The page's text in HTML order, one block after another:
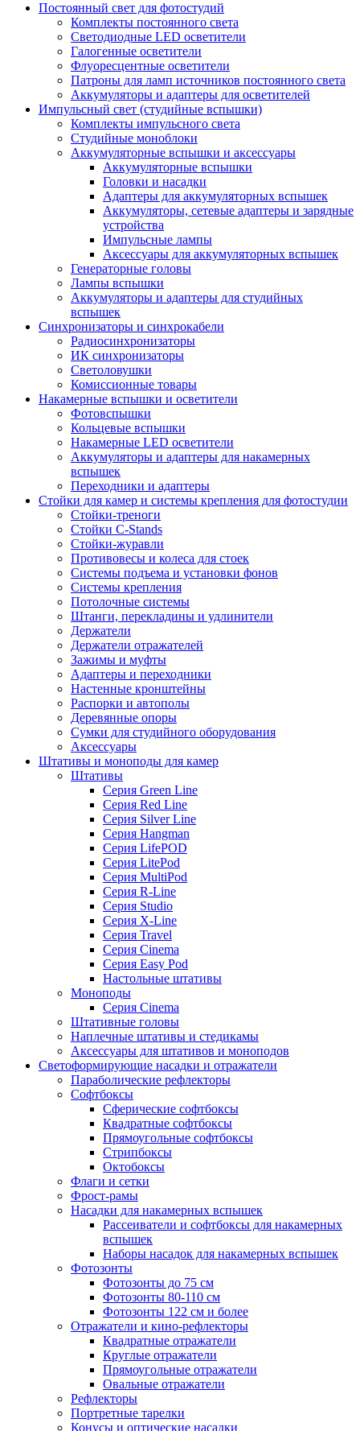
Постоянный свет для фотостудий
Комплекты постоянного света
Светодиодные LED осветители
Галогенные осветители
Флуоресцентные осветители
Патроны для ламп источников постоянного света
Аккумуляторы и адаптеры для осветителей
Импульсный свет (студийные вспышки)
Комплекты импульсного света
Студийные моноблоки
Аккумуляторные вспышки и аксессуары
Аккумуляторные вспышки
Головки и насадки
Адаптеры для аккумуляторных вспышек
Аккумуляторы, сетевые адаптеры и зарядные
устройства
Импульсные лампы
Аксессуары для аккумуляторных вспышек
Генераторные головы
Лампы вспышки
Аккумуляторы и адаптеры для студийных
вспышек
Синхронизаторы и синхрокабели
Радиосинхронизаторы
ИК синхронизаторы
Светоловушки
Комиссионные товары
Накамерные вспышки и осветители
Фотовспышки
Кольцевые вспышки
Накамерные LED осветители
Аккумуляторы и адаптеры для накамерных
вспышек
Переходники и адаптеры
Стойки для камер и системы крепления для фотостудии
Стойки-треноги
Стойки C-Stands
Стойки-журавли
Противовесы и колеса для стоек
Системы подъема и установки фонов
Системы крепления
Потолочные системы
Штанги, перекладины и удлинители
Держатели
Держатели отражателей
Зажимы и муфты
Адаптеры и переходники
Настенные кронштейны
Распорки и автополы
Деревянные опоры
Сумки для студийного оборудования
Аксессуары
Штативы и моноподы для камер
Штативы
Серия Green Line
Серия Red Line
Серия Silver Line
Серия Hangman
Серия LifePOD
Серия LitePod
Серия MultiPod
Серия R-Line
Серия Studio
Серия X-Line
Серия Travel
Серия Cinema
Серия Easy Pod
Настольные штативы
Моноподы
Серия Cinema
Штативные головы
Наплечные штативы и стедикамы
Аксессуары для штативов и моноподов
Светоформирующие насадки и отражатели
Параболические рефлекторы
Софтбоксы
Сферические софтбоксы
Квадратные софтбоксы
Прямоугольные софтбоксы
Стрипбоксы
Октобоксы
Флаги и сетки
Фрост-рамы
Насадки для накамерных вспышек
Рассеиватели и софтбоксы для накамерных
вспышек
Наборы насадок для накамерных вспышек
Фотозонты
Фотозонты до 75 см
Фотозонты 80-110 см
Фотозонты 122 см и более
Отражатели и кино-рефлекторы
Квадратные отражатели
Круглые отражатели
Прямоугольные отражатели
Овальные отражатели
Рефлекторы
Портретные тарелки
Конусы и оптические насадки